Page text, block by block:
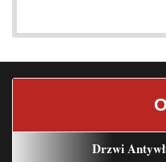
Drzwi